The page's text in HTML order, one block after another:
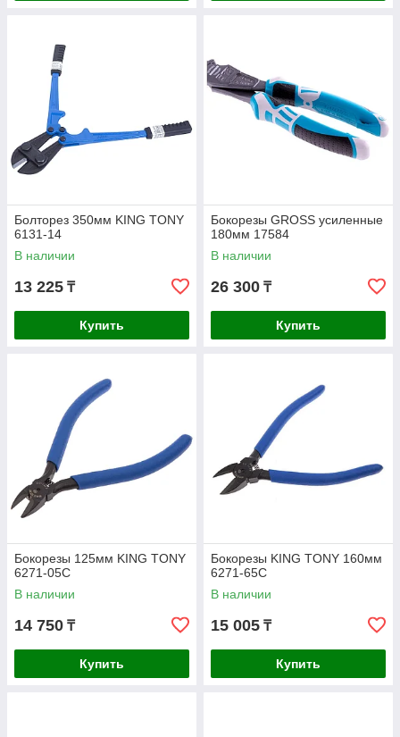
Болторез 350мм KING TONY
6131-14
В наличии
13 225 ₸
Купить
Бокорезы GROSS усиленные
180мм 17584
В наличии
26 300 ₸
Купить
Бокорезы 125мм KING TONY
6271-05C
В наличии
14 750 ₸
Купить
Бокорезы KING TONY 160мм
6271-65C
В наличии
15 005 ₸
Купить